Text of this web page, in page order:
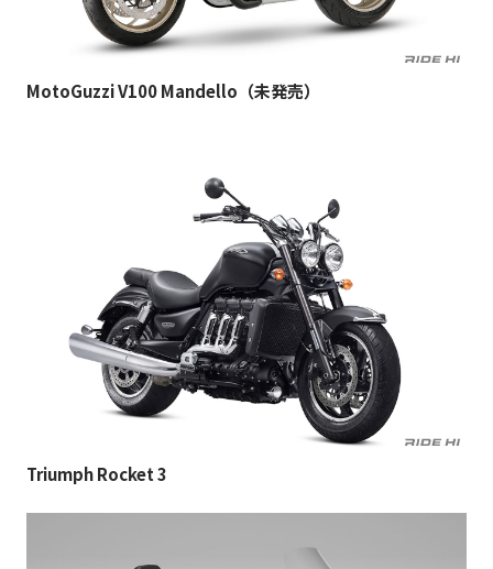
MotoGuzzi V100 Mandello（未発売）
Triumph Rocket 3